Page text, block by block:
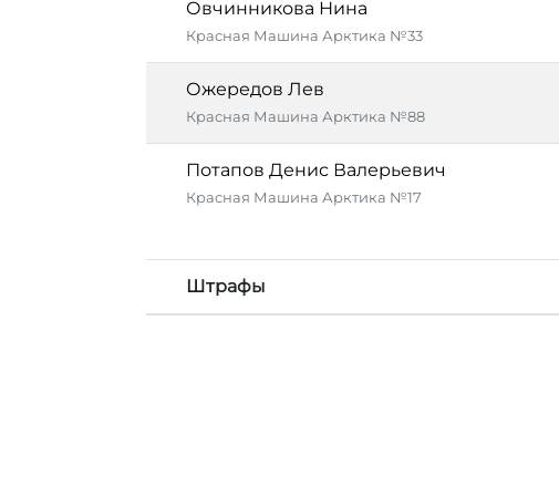
Овчинникова Нина
Красная Машина Арктика №33
Ожередов Лев
Красная Машина Арктика №88
Потапов Денис Валерьевич
Красная Машина Арктика №17
Штрафы